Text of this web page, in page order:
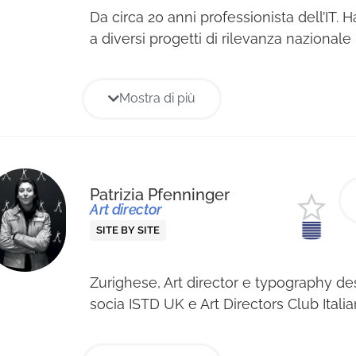
Da circa 20 anni professionista dell’IT.
a diversi progetti di rilevanza nazionale
Site by Site, Agenzia di Digital Strategist
Regione Veneto, Provincia Autonoma
Regione Lazio, Regione Veneto, Istituto
Veneto, Federazione Nazionale de
Professional, Profilpas.
Mostra di più
Patrizia Pfenninger
Art director
SITE BY SITE
Zurighese, Art director e typography
socia ISTD UK e Art Directors Club